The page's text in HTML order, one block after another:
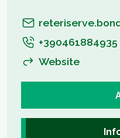
+390461884935
Website